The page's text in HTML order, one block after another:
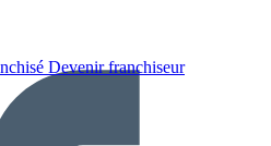
Devenir franchiseur